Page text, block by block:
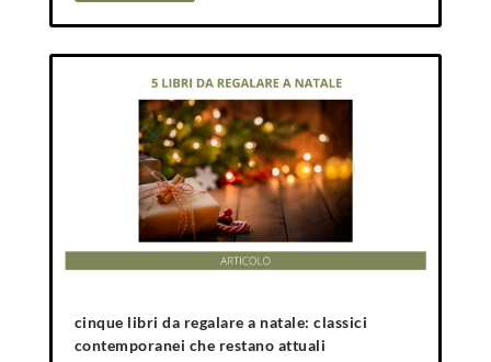
cinque libri da regalare a natale: classici
contemporanei che restano attuali